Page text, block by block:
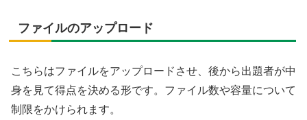
ファイルのアップロード
こちらはファイルをアップロードさせ、後から出題者が中
身を見て得点を決める形です。ファイル数や容量について
制限をかけられます。